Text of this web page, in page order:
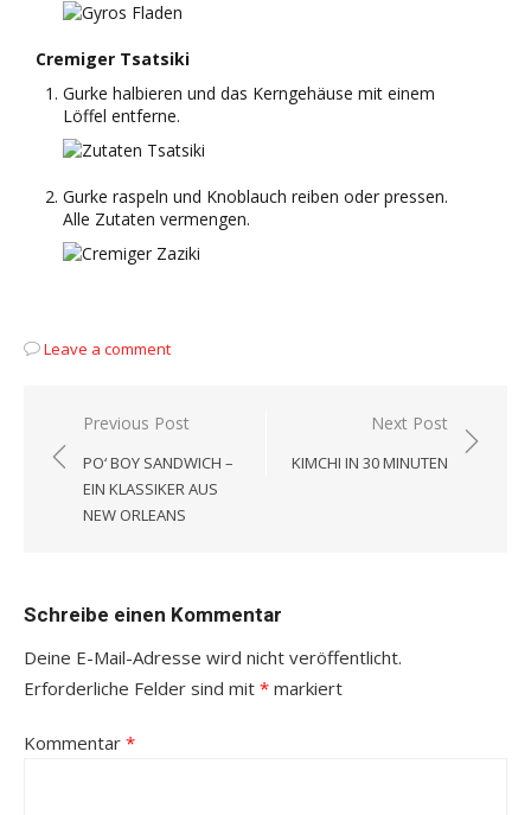
Cremiger Tsatsiki
Gurke halbieren und das Kerngehäuse mit einem
Löffel entferne.
Gurke raspeln und Knoblauch reiben oder pressen.
Alle Zutaten vermengen.
Leave a comment
Beitragsnavigation
Previous Post
PO‘ BOY SANDWICH –
EIN KLASSIKER AUS
NEW ORLEANS
Next Post
KIMCHI IN 30 MINUTEN
Schreibe einen Kommentar
Deine E-Mail-Adresse wird nicht veröffentlicht.
Erforderliche Felder sind mit * markiert
Kommentar *